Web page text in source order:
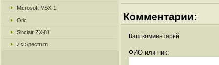
Microsoft MSX-1
Oric
Sinclair ZX-81
ZX Spectrum
Комментарии:
Ваш комментарий
ФИО или ник: